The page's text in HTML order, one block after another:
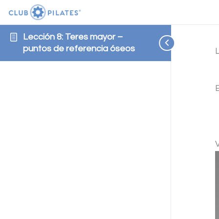
Lección 8: Teres mayor –
puntos de referencia óseos